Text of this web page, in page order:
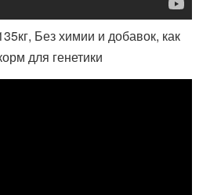
Без химии и добавок, как
для генетики